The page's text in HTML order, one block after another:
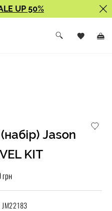
UP 50%
Jason
KIT
JM22183